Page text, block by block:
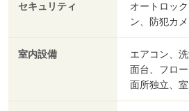
セキュリティ
オートロッ
ン、防犯カ
室内設備
エアコン、
面台、フロ
面所独立、